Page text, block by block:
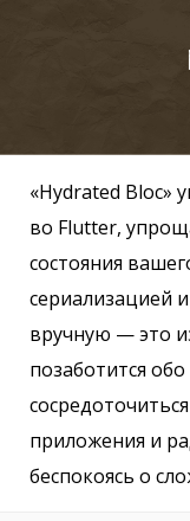
«Hydrated Bloc»
во Flutter,
состояния
сериализацией
вручную — это
позаботится
приложения и
беспокоясь о